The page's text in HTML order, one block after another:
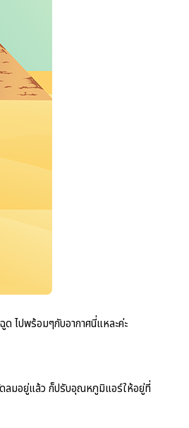
ไปพร้อมๆกับอากาศนี่แหละค่ะ
ดลมอยู่แล้ว ก็ปรับอุณหภูมิแอร์ให้อยู่ที่